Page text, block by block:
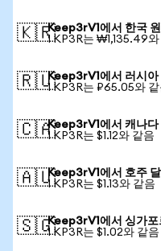
🇰🇷Keep3rV1에서 한국
1 KP3R는 ₩1,135.49와
🇷🇺Keep3rV1에서 러시아
1 KP3R는 ₽65.05와 같
🇨🇦Keep3rV1에서 캐나다
1 KP3R는 $1.12와 같음
🇦🇺Keep3rV1에서 호주 달
1 KP3R는 $1.13와 같음
🇸🇬Keep3rV1에서 싱가포
1 KP3R는 $1.02와 같음